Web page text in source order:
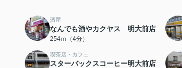
酒屋
なんでも酒やカクヤス 明大前店
254ｍ（4分）
喫茶店・カフェ
スターバックスコーヒー明大前店